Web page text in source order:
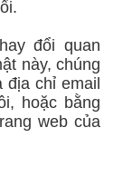
đổi quan
này, chúng
địa chỉ email
hoặc bằng
web của